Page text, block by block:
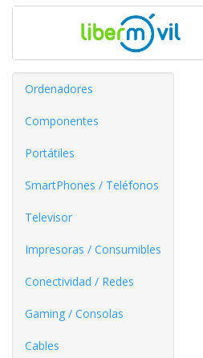
Ordenadores
Componentes
Portátiles
SmartPhones / Teléfonos
Televisor
Impresoras / Consumibles
Conectividad / Redes
Gaming / Consolas
Cables